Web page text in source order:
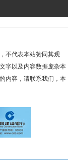
不代表本站赞同其观
字以及内容数据庞杂本
内容，请联系我们，本